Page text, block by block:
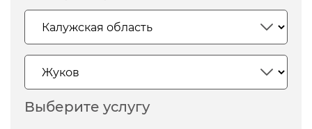
Выберите услугу